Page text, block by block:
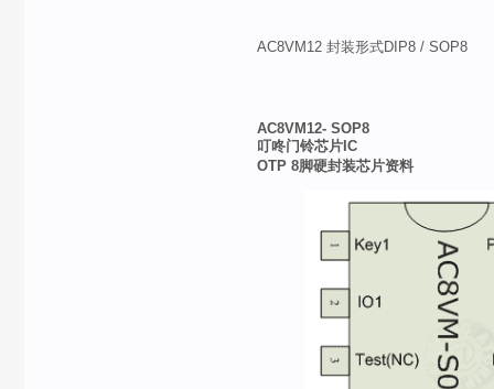
AC8VM12 封装形式DIP8 / SOP8
AC8VM12- SOP8
叮咚门铃芯片IC
OTP 8脚硬封装芯片资料